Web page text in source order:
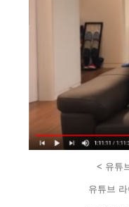
< 유튜
유튜브